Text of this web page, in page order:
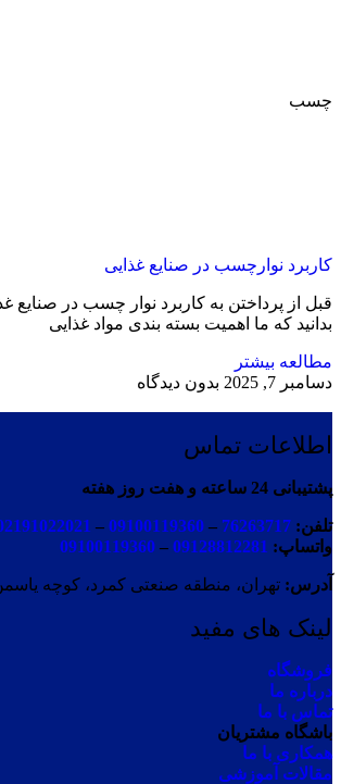
چسب
کاربرد نوارچسب در صنایع غذایی
قبل از پرداختن به کاربرد نوار چسب در صنایع
بدانید که ما اهمیت بسته ‌بندی مواد غذایی
مطالعه بیشتر
دسامبر 7, 2025
بدون دیدگاه
اطلاعات تماس
پشتیبانی 24 ساعته و هفت روز هفته
تلفن: 76263717
–
09100119360
–
واتساپ: 09128812281
–
09100119360
آدرس: تهران، منطقه صنعتی کمرد، کوچه یاسمن
لینک های مفید
فروشگاه
درباره ما
تماس با ما
باشگاه مشتریان
همکاری با ما
مقالات آموزشی